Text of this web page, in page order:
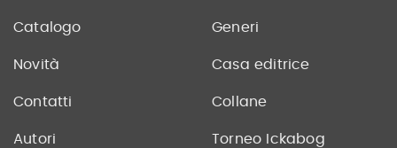
Catalogo Generi
Novità Casa editrice
Contatti Collane
Autori Torneo Ickabog